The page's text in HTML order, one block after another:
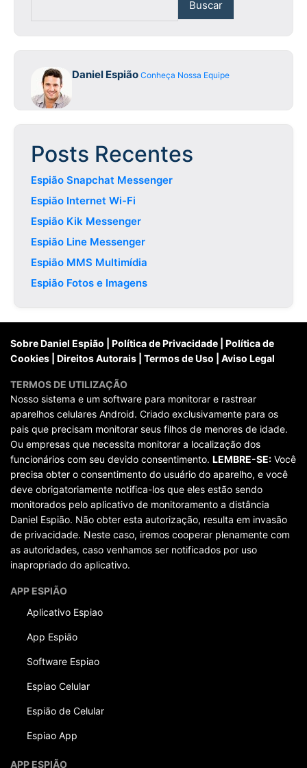
Daniel Espião Conheça Nossa Equipe
Posts Recentes
Espião Snapchat Messenger
Espião Internet Wi-Fi
Espião Kik Messenger
Espião Line Messenger
Espião MMS Multimídia
Espião Fotos e Imagens
Sobre Daniel Espião Política de Privacidade
Política de
Cookies
Direitos Autorais Termos de Uso Aviso Legal
TERMOS DE UTILIZAÇÃO
Nosso sistema e um software para monitorar e rastrear
aparelhos celulares Android. Criado exclusivamente para os
pais que precisam monitorar seus filhos de menores de idade.
Ou empresas que necessita monitorar a localização dos
funcionários com seu devido consentimento. LEMBRE-SE: Você
precisa obter o consentimento do usuário do aparelho, e você
deve obrigatoriamente notifica-los que eles estão sendo
monitorados pelo aplicativo de monitoramento a distância
Daniel Espião. Não obter esta autorização, resulta em invasão
de privacidade. Neste caso, iremos cooperar plenamente com
as autoridades, caso venhamos ser notificados por uso
inapropriado do aplicativo.
APP ESPIÃO
Aplicativo Espiao
App Espião
Software Espiao
Espiao Celular
Espião de Celular
Espiao App
APP ESPIÃO